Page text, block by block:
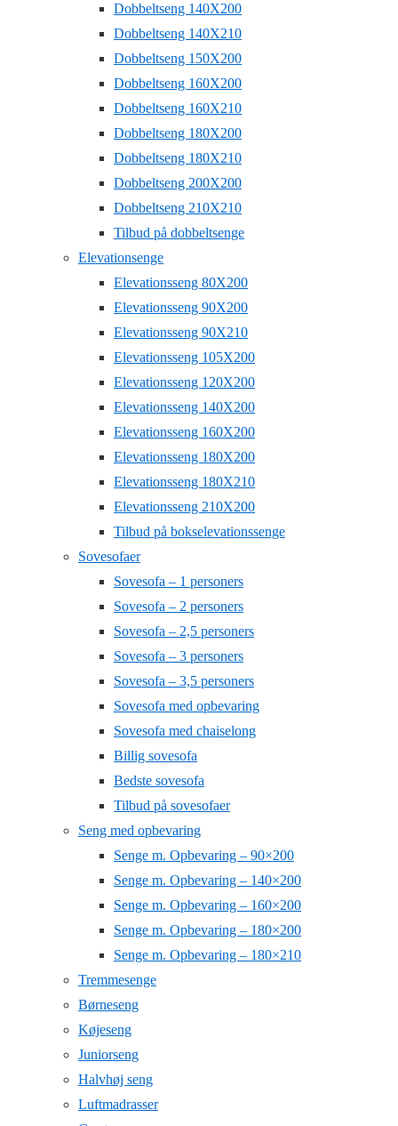
Dobbeltseng 140X200
Dobbeltseng 140X210
Dobbeltseng 150X200
Dobbeltseng 160X200
Dobbeltseng 160X210
Dobbeltseng 180X200
Dobbeltseng 180X210
Dobbeltseng 200X200
Dobbeltseng 210X210
Tilbud på dobbeltsenge
Elevationsenge
Elevationsseng 80X200
Elevationsseng 90X200
Elevationsseng 90X210
Elevationsseng 105X200
Elevationsseng 120X200
Elevationsseng 140X200
Elevationsseng 160X200
Elevationsseng 180X200
Elevationsseng 180X210
Elevationsseng 210X200
Tilbud på bokselevationssenge
Sovesofaer
Sovesofa – 1 personers
Sovesofa – 2 personers
Sovesofa – 2,5 personers
Sovesofa – 3 personers
Sovesofa – 3,5 personers
Sovesofa med opbevaring
Sovesofa med chaiselong
Billig sovesofa
Bedste sovesofa
Tilbud på sovesofaer
Seng med opbevaring
Senge m. Opbevaring – 90×200
Senge m. Opbevaring – 140×200
Senge m. Opbevaring – 160×200
Senge m. Opbevaring – 180×200
Senge m. Opbevaring – 180×210
Tremmesenge
Børneseng
Køjeseng
Juniorseng
Halvhøj seng
Luftmadrasser